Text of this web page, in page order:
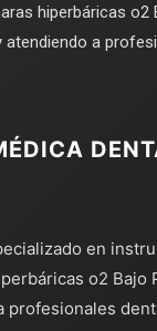
hiperbáricas o2
a
en
o2 Bajo
profesionales